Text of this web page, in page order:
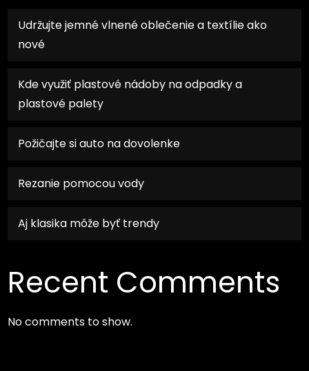
Udržujte jemné vlnené oblečenie a textílie ako
nové
Kde využiť plastové nádoby na odpadky a
plastové palety
Požičajte si auto na dovolenke
Rezanie pomocou vody
Aj klasika môže byť trendy
Recent Comments
No comments to show.